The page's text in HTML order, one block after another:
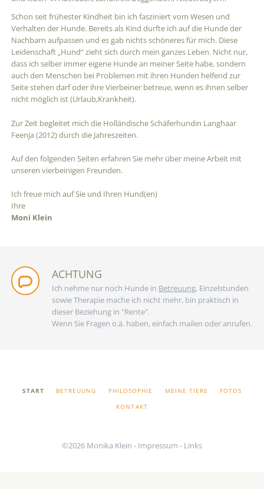
Schon seit frühester Kindheit bin ich fasziniert vom Wesen und
Verhalten der Hunde. Bereits als Kind durfte ich auf die Hunde der
Nachbarn aufpassen und es gab nichts schöneres für mich. Diese
Leidenschaft „Hund“ zieht sich durch mein ganzes Leben. Nicht nur,
dass ich selber immer eigene Hunde an meiner Seite habe, sondern
auch den Menschen bei Problemen mit ihren Hunden helfend zur
Seite stehen darf oder ihre Vierbeiner betreue, wenn es ihnen selber
nicht möglich ist (Urlaub,Krankheit).
Zur Zeit begleitet mich die Holländische Schäferhundin Langhaar
Feenja (2012) durch die Jahreszeiten.
Auf den folgenden Seiten erfahren Sie mehr über meine Arbeit mit
unseren vierbeinigen Freunden.
Ich freue mich auf Sie und Ihren Hund(en)
Ihre
Moni Klein
ACHTUNG
Ich nehme nur noch Hunde in Betreuung, Einzelstunden
sowie Therapie mache ich nicht mehr, bin praktisch in
dieser Beziehung in "Rente".
Wenn Sie Fragen o.ä. haben, einfach mailen oder anrufen.
NAVIGATION
START BETREUUNG PHILOSOPHIE MEINE TIERE
FOTOS
KONTAKT
©2026 Monika Klein - Impressum - Links